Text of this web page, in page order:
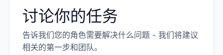
讨论你的任务
告诉我们您的角色需要解决什么问题 - 我们将建议
相关的第一步和团队。